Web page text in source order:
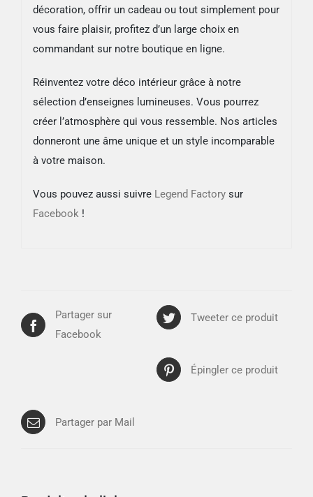
décoration, offrir un cadeau ou tout simplement pour
vous faire plaisir, profitez d’un large choix en
commandant sur notre boutique en ligne.
Réinventez votre déco intérieur grâce à notre
sélection d’enseignes lumineuses. Vous pourrez
créer l’atmosphère qui vous ressemble. Nos articles
donneront une âme unique et un style incomparable
à votre maison.
Vous pouvez aussi suivre Legend Factorysur
Facebook!
Partager sur
Facebook
Tweeter ce produit
Épingler ce produit
Partager par Mail